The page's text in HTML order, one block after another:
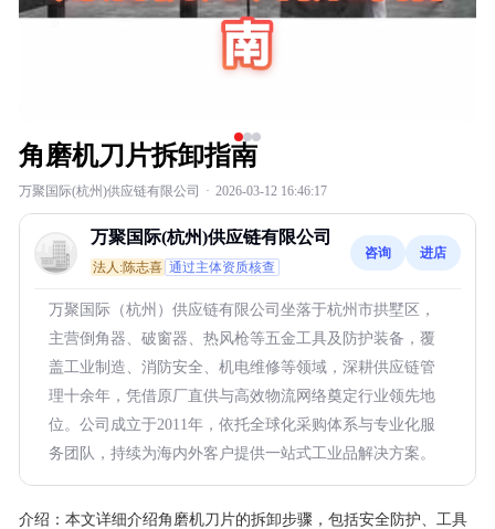
角磨机刀片拆卸指南
万聚国际(杭州)供应链有限公司 · 2026-03-12 16:46:17
万聚国际(杭州)供应链有限公司
法人:陈志喜 通过主体资质核查
咨询 进店
万聚国际（杭州）供应链有限公司坐落于杭州市拱墅区，
主营倒角器、破窗器、热风枪等五金工具及防护装备，覆
盖工业制造、消防安全、机电维修等领域，深耕供应链管
理十余年，凭借原厂直供与高效物流网络奠定行业领先地
位。公司成立于2011年，依托全球化采购体系与专业化服
务团队，持续为海内外客户提供一站式工业品解决方案。
介绍： 本文详细介绍角磨机刀片的拆卸步骤，包括安全防护、工具